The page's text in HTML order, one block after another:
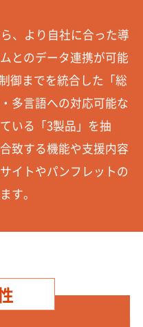
、より自社に合った導
とのデータ連携が可能
御までを統合した「総
多言語への対応可能な
いる「3製品」を抽
致する機能や支援内容
イトやパンフレットの
す。